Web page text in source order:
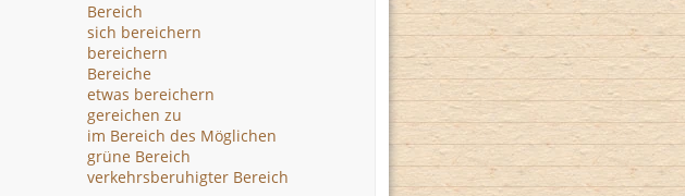
Bereich
sich bereichern
bereichern
Bereiche
etwas bereichern
gereichen zu
im Bereich des Möglichen
grüne Bereich
verkehrsberuhigter Bereich